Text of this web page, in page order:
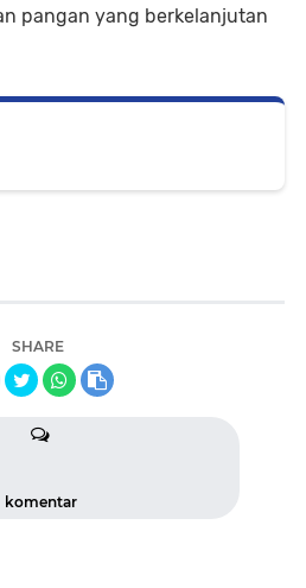
pangan yang berkelanjutan
SHARE
komentar